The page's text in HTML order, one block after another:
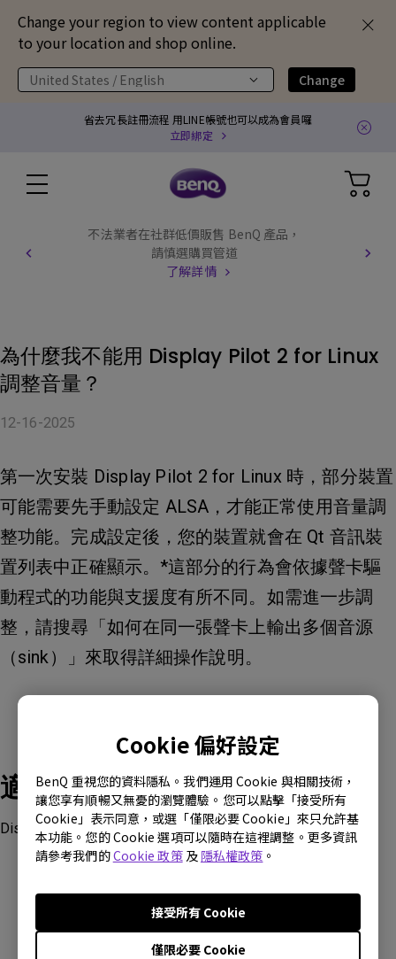
Change your region to view content applicable
to your location and shop online.
United States / English Change
Cookie 偏好設定
BenQ 重視您的資料隱私。我們運用 Cookie 與相關技術，
讓您享有順暢又無憂的瀏覽體驗。您可以點擊「接受所有
Cookie」表示同意，或選「僅限必要 Cookie」來只允許基
本功能。您的 Cookie 選項可以隨時在這裡調整。更多資訊
請參考我們的Cookie 政策及 隱私權政策 。
僅限必要 Cookie
接受所有 Cookie
省去冗長註冊流程 用LINE帳號也可以成為會員囉
立即綁定
不法業者在社群低價販售 BenQ 產品，
請慎選購買管道
了解詳情
為什麼我不能用 Display Pilot 2 for Linux
調整音量？
12-16-2025
第一次安裝 Display Pilot 2 for Linux 時，部分裝置
可能需要先手動設定 ALSA，才能正常使用音量調
整功能。完成設定後，您的裝置就會在 Qt 音訊裝
置列表中正確顯示。*這部分的行為會依據聲卡驅
動程式的功能與支援度有所不同。如需進一步調
整，請搜尋「如何在同一張聲卡上輸出多個音源
（sink）」來取得詳細操作說明。
適用產品型號
Display Pilot 2
這篇文章是否對您有幫助?